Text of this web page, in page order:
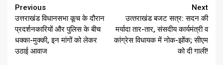
Continue
Reading
Previous
उत्तराखंड विधानसभा कूच के दौरान
प्रदर्शनकारियों और पुलिस के बीच
धक्का-मुक्की, इन मांगों को लेकर
उठाई आवाज
Next
उत्‍तराखंड बजट सत्र: सदन की
मर्यादा तार-तार, संसदीय कार्यमंत्री व
कांग्रेस विधायक में नोक-झोंक; सीएम
को दी गाली!